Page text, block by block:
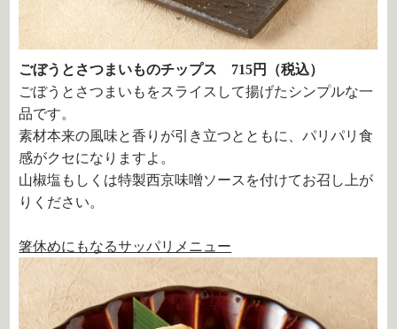
ごぼうとさつまいものチップス 715円（税込）
ごぼうとさつまいもをスライスして揚げたシンプルな一
品です。
素材本来の風味と香りが引き立つとともに、パリパリ食
感がクセになりますよ。
山椒塩もしくは特製西京味噌ソースを付けてお召し上が
りください。
箸休めにもなるサッパリメニュー